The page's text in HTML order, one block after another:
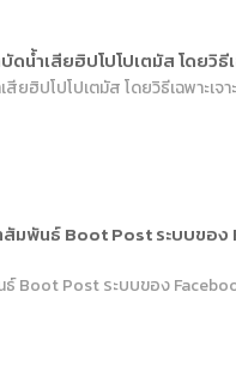
น้ำเสียฮิปโปโปเตมัส โดยวิธีเ
ยฮิปโปโปเตมัส โดยวิธีเฉพาะเจา
สัมพันธ์ Boot Post ระบบขอ
Boot Post ระบบของ